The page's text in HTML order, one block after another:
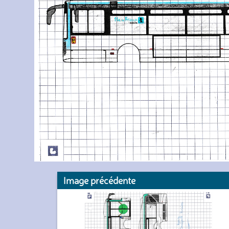
Image précédente